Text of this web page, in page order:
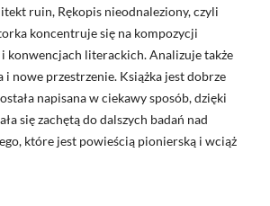
ruin, Rękopis nieodnaleziony, czyli
koncentruje się na kompozycji
konwencjach literackich. Analizuje także
nowe przestrzenie. Książka jest dobrze
napisana w ciekawy sposób, dzięki
się zachętą do dalszych badań nad
które jest powieścią pionierską i wciąż